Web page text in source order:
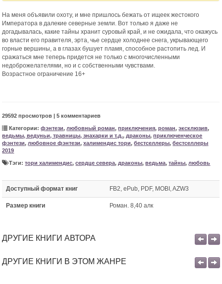
На меня объявили охоту, и мне пришлось бежать от ищеек жестокого
Императора в далекие северные земли. Вот только я даже не
догадывалась, какие тайны хранит суровый край, и не ожидала, что окажусь
во власти его правителя, эрта, чье сердце холоднее снега, укрывающего
горные вершины, а в глазах бушует пламя, способное растопить лед. И
сражаться мне теперь придется не только с многочисленными
недоброжелателями, но и с собственными чувствами.
Возрастное ограничение 16+
29592 просмотров | 5 комментариев
Категории:фэнтези, любовный роман,приключения,роман,эксклюзив,
ведьмы, ведуньи, травницы, знахарки и т.д., драконы,приключенческое
фэнтези, любовное фэнтези,халимендис тори,бестселлеры,бестселлеры
2019
Тэги:тори халимендис,сердце севера, драконы,ведьма,тайны, любовь
Доступный формат книг FB2, ePub, PDF, MOBI, AZW3
Размер книги Роман. 8,40 алк
ДРУГИЕ КНИГИ АВТОРА
ДРУГИЕ КНИГИ В ЭТОМ ЖАНРЕ